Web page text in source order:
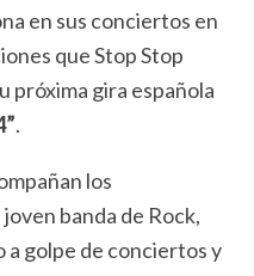
en sus conciertos en
que Stop Stop
próxima gira española
.
los
joven banda de Rock,
a golpe de conciertos y